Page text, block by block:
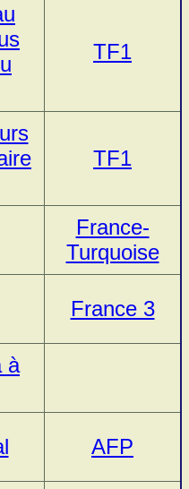
TF1
TF1
France-
Turquoise
France 3
à
AFP